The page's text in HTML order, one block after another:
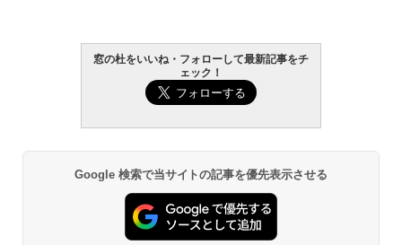
Robloxギフトカード - 800 Robux 【限
定バーチャルアイテムを含む】 【オンラ
インゲームコード】 ロブロックス | オン
ラインコード版
Microsoft Office Home & Business 202
4(最新 永続版)|オンラインコード版|Wind
ows11、10/mac対応|PC2台
AIイラスト表現辞典: 思い通りの絵を引き
出す プロンプトの言葉 AI画像生成シリー
ズ (はぴーイラストLabo)
ClaudeCode いちばんやさしい 教科書:
方 マニュアル AI副業にもコンテンツ作成
にもKindle出版にも！ 非エンジニアのた
めのAIコーディング入門シリーズ
Amazon Kindle - 目に優しい、かさばら
ない、大きな画面で読みやすい、6週間持
続バッテリー、6インチディスプレイ電子
￥19,980
Kindle Paperwhite シグニチャーエディ
ション (32GB) 7インチディスプレイ、明
窓の杜をいいね・フォローして最新記事をチ
ェック！
Google 検索で当サイトの記事を優先表示させる